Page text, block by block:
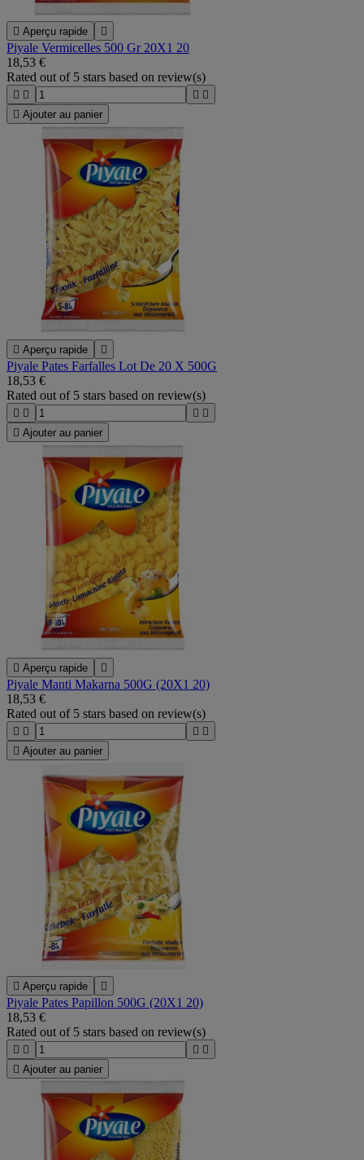
 Aperçu rapide 
Piyale Vermicelles 500 Gr 20X1 20
18,53 €
Rated out of 5 stars based on review(s)
   
 Ajouter au panier
 Aperçu rapide 
Piyale Pates Farfalles Lot De 20 X 500G
18,53 €
Rated out of 5 stars based on review(s)
   
 Ajouter au panier
 Aperçu rapide 
Piyale Manti Makarna 500G (20X1 20)
18,53 €
Rated out of 5 stars based on review(s)
   
 Ajouter au panier
 Aperçu rapide 
Piyale Pates Papillon 500G (20X1 20)
18,53 €
Rated out of 5 stars based on review(s)
   
 Ajouter au panier